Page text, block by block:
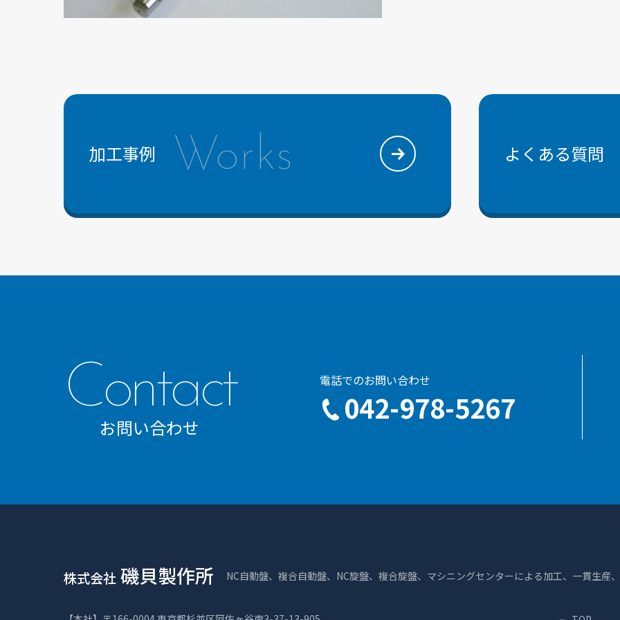
加工事例 Works よくある質問
Contact
お問い合わせ
電話でのお問い合わせ
042-978-5267
株式会社 磯貝製作所 NC自動盤、複合自動盤、NC旋盤、複合旋盤、マシニングセンターによる加工、一貫生産